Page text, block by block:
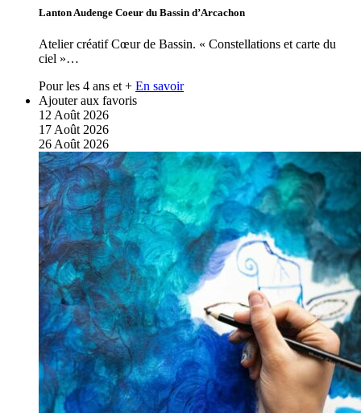
Lanton Audenge Coeur du Bassin d’Arcachon
Atelier créatif Cœur de Bassin. « Constellations et carte du
ciel »…
Pour les 4 ans et + En savoir
Ajouter aux favoris
12 Août 2026
17 Août 2026
26 Août 2026